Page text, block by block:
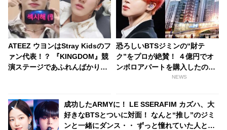
ATEEZ ウヨンはStray Kidsのフ
ァン代表！？ 『KINGDOM』競
演ステージであふれんばかりの
恐ろしいBTSジミンの“財テ
ク”をプロが絶賛！ ４億円でオ
ンボロアパートを購入したのに
はワケがあった！ 未来は『韓国
NEWS
成功したARMYに！ LE SSERAFIM カズハ、大
好きなBTSとついに対面！ なんと“推し”のジミ
ンと一緒にダンス・・ ずっと憧れていた人との